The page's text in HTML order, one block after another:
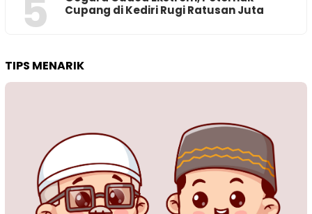
5
Cupang di Kediri Rugi Ratusan Juta
TIPS MENARIK